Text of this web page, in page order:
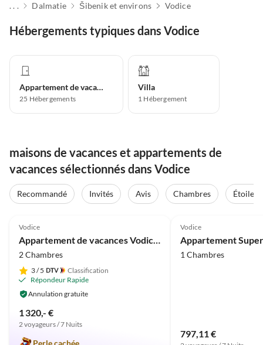
. . . Dalmatie Šibenik et environs Vodice
Hébergements typiques dans Vodice
Appartement de vacances
25 Hébergements
Villa
1 Hébergement
maisons de vacances et appartements de
vacances sélectionnés dans Vodice
Recommandé Invités Avis Chambres Étoiles
Meilleure
Vodice
2 Chambres
3/ 5
Classification
Répondeur Rapide
Annulation gratuite
1 320,- €
2 voyageurs / 7 Nuits
Perle cachée
Vodice
1 Chambres
797,11 €